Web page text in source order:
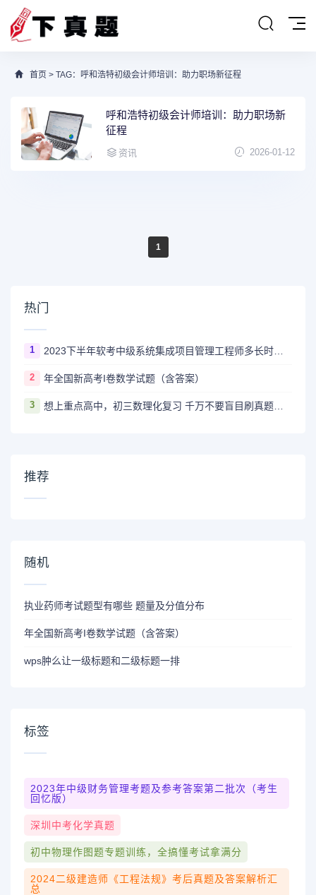
首页 > TAG：呼和浩特初级会计师培训：助力职场新征程
呼和浩特初级会计师培训：助力职场新
征程
资讯 2026-01-12
1
热门
1 2023下半年软考中级系统集成项目管理工程师多长时间出成绩
2 年全国新高考I卷数学试题（含答案）
3 想上重点高中，初三数理化复习 千万不要盲目刷真题卷和模拟卷！
推荐
随机
执业药师考试题型有哪些 题量及分值分布
年全国新高考I卷数学试题（含答案）
wps肿么让一级标题和二级标题一排
标签
2023年中级财务管理考题及参考答案第二批次（考生
回忆版）
深圳中考化学真题
初中物理作图题专题训练，全搞懂考试拿满分
2024二级建造师《工程法规》考后真题及答案解析汇
总